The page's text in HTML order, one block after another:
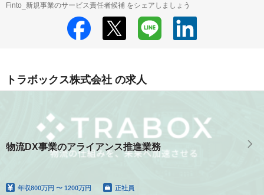
Finto_新規事業のサービス責任者候補 をシェアしましょう
トラボックス株式会社 の求人
物流DX事業のアライアンス推進業務
年収800万円 〜 1200万円 正社員